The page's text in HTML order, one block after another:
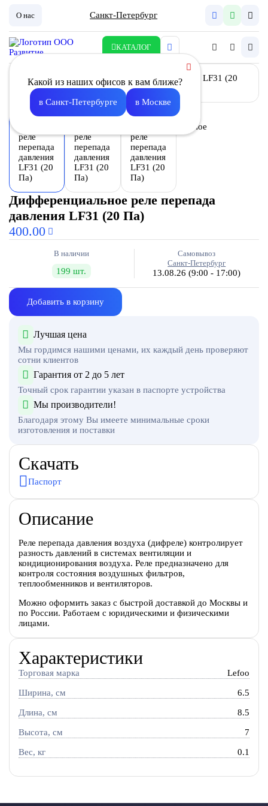
О нас Санкт-Петербург
КАТАЛОГ
Какой из наших офисов к вам ближе?
в Санкт-Петербурге в Москве
Дифференциальное реле перепада
давления LF31 (20 Па)
400.00
В наличии
199 шт.
Самовывоз
Санкт-Петербург
13.08.26(9:00 - 17:00)
Добавить в корзину
Лучшая цена
Мы гордимся нашими ценами, их каждый день проверяют
сотни клиентов
Гарантия от 2 до 5 лет
Точный срок гарантии указан в паспорте устройства
Мы производители!
Благодаря этому Вы имеете минимальные сроки
изготовления и поставки
Скачать
Паспорт
Описание
Реле перепада давления воздуха (дифреле) контролирует
разность давлений в системах вентиляции и
кондиционирования воздуха. Реле предназначено для
контроля состояния воздушных фильтров,
теплообменников и вентиляторов.
Можно оформить заказ с быстрой доставкой до Москвы и
по России. Работаем с юридическими и физическими
лицами.
Характеристики
Торговая марка Lefoo
Ширина, см 6.5
Длина, см 8.5
Высота, см 7
Вес, кг 0.1